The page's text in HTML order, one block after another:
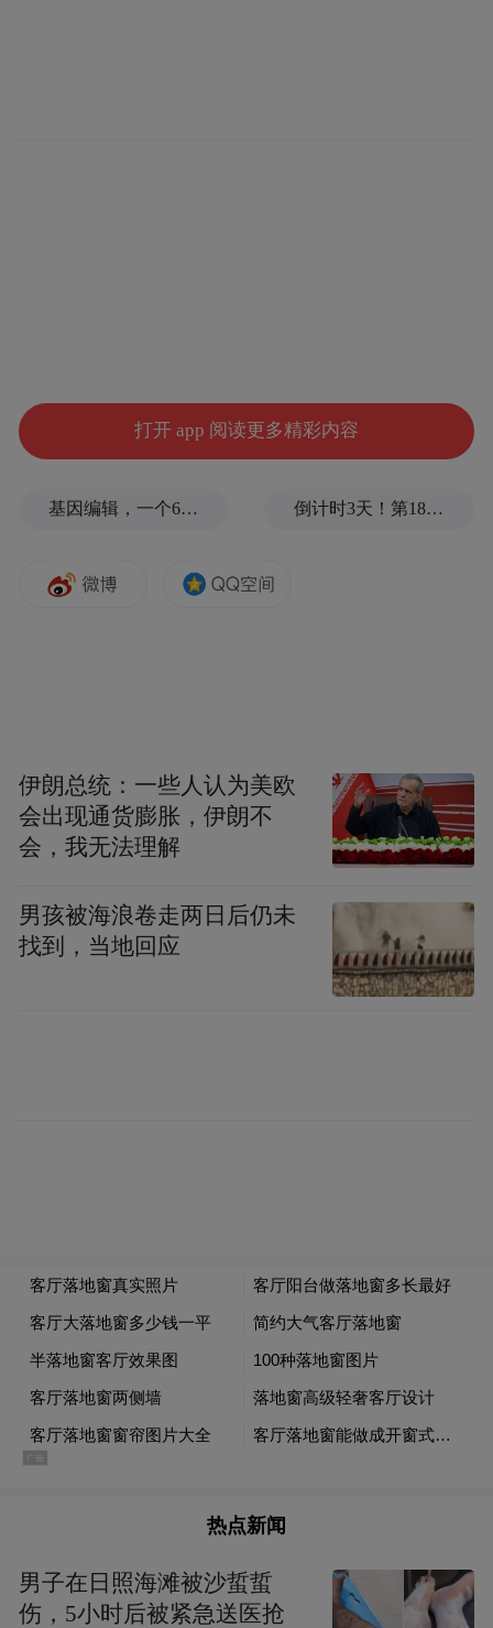
聊起了村里日新月异的变化。他说，您曾在
村里工作几十年，一辈子初心不改、兢兢业
一定全力帮助，也希望您继续发挥余热，关
困难老党员
许昆林来到棠张镇铁营村，走进困难老党员
体怎么样、收入有多少、还有什么困难？许
昆林动情地说，老党员一辈子忠于党、忠于
人民、无私奉献，是我们的宝贵财富，要多
关心他们的日常生活，主动帮助解决实际困
难，让他们的晚年生活幸福安康。
打开 app 阅读更多精彩内容
基因编辑，一个6岁女孩之死 倒计时3天！第18届影响世界华人盛典即将启幕
伊朗总统：一些人认为美欧
会出现通货膨胀，伊朗不
会，我无法理解
男孩被海浪卷走两日后仍未
找到，当地回应
热点新闻
男子在日照海滩被沙蜇蜇
伤，5小时后被紧急送医抢